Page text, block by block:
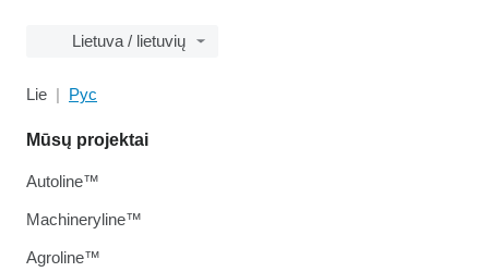
Lietuva / lietuvių
Lie Рус
Mūsų projektai
Autoline™
Machineryline™
Agroline™